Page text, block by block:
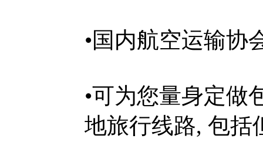
•国内航空运输
•可为您量身定做
地旅行线路, 包括